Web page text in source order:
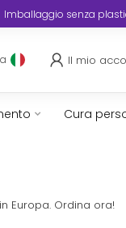
Imballaggio senza
Il mio
Cura
Europa. Ordina ora!